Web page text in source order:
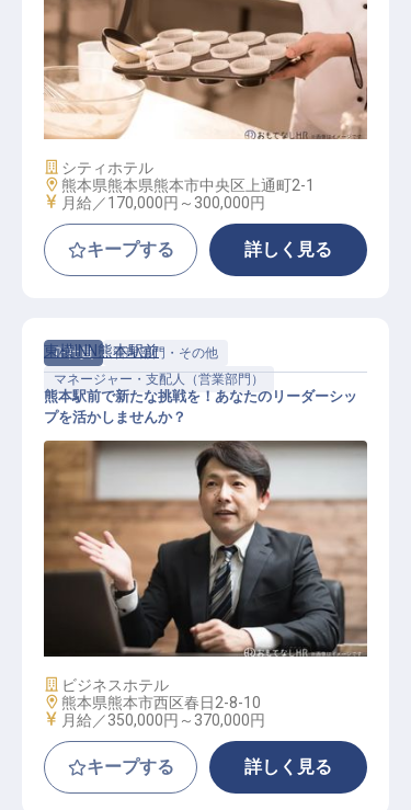
パティシエ
施設業態
シティホテル
勤務地
熊本県熊本県熊本市中央区上通町2-1
給与
月給／170,000円～ 300,000円
キープする 詳しく見る
正社員
管理部門・その他
マネージャー・支配人（営業部門）
支配人候補
東横INN熊本駅前
熊本駅前で新たな挑戦を！あなたのリーダーシッ
プを活かしませんか？
施設業態
ビジネスホテル
勤務地
熊本県熊本市西区春日2-8-10
給与
月給／350,000円～ 370,000円
キープする 詳しく見る